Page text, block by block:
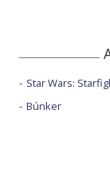
Star Wars:
Búnker